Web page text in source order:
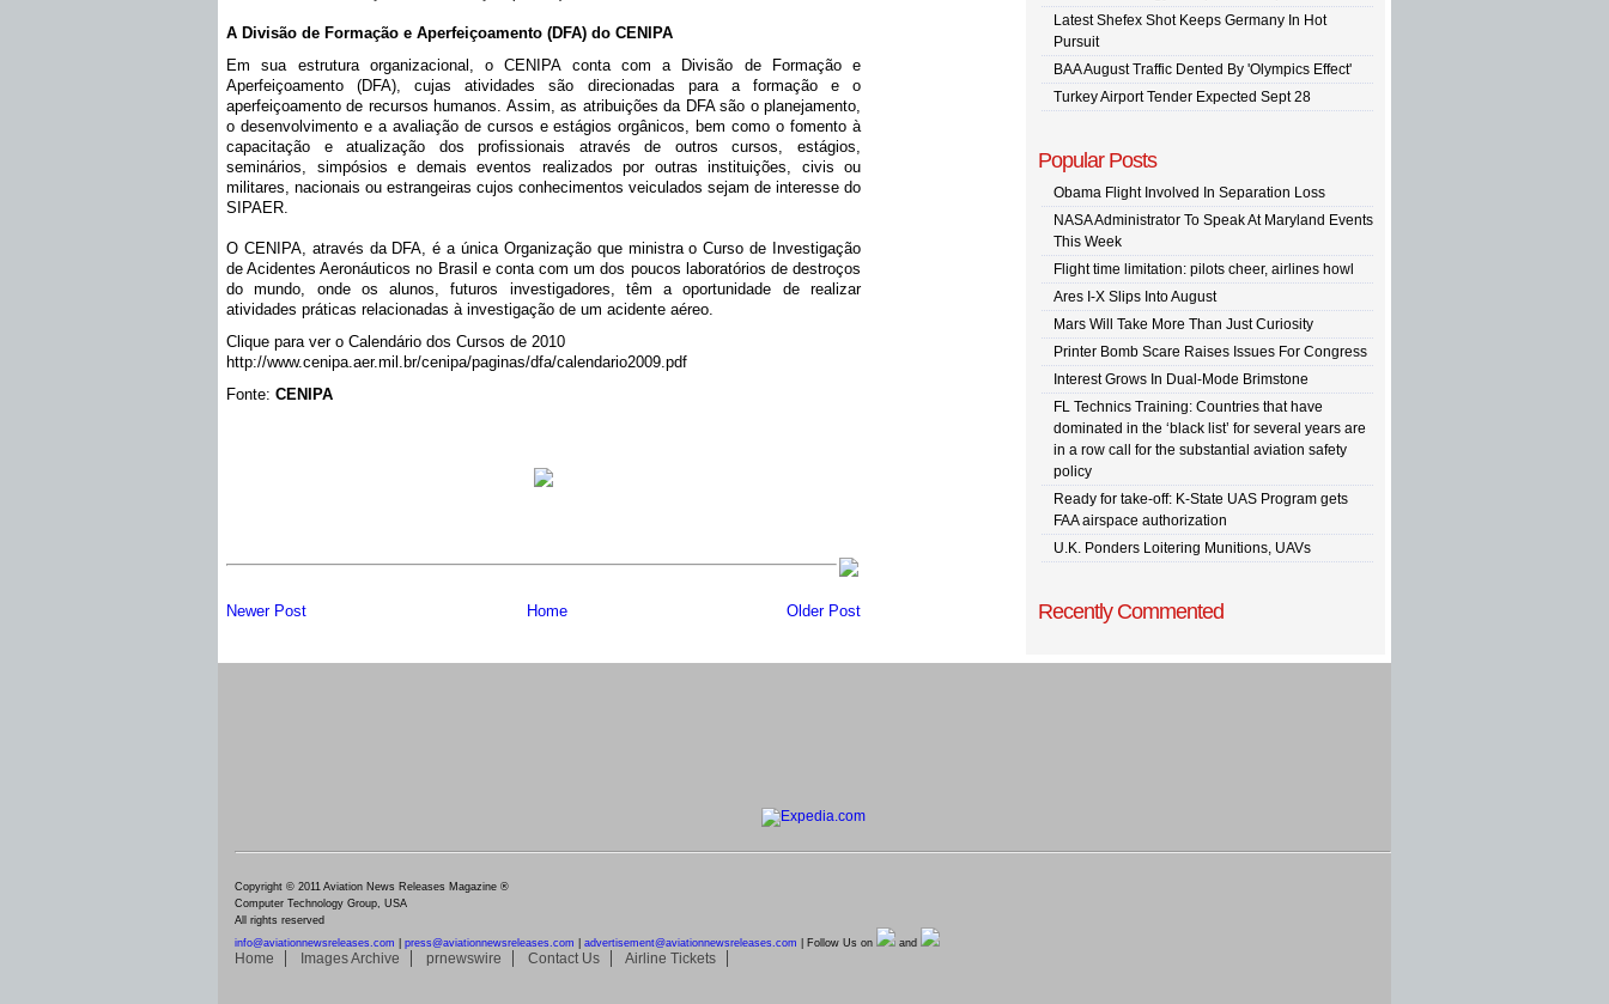
A Divisão de Formação e Aperfeiçoamento (DFA) do CENIPA
Em sua estrutura organizacional, o CENIPA conta com a Divisão de Formação e
Aperfeiçoamento (DFA), cujas atividades são direcionadas para a formação e o
aperfeiçoamento de recursos humanos. Assim, as atribuições da DFA são o planejamento,
o desenvolvimento e a avaliação de cursos e estágios orgânicos, bem como o fomento à
capacitação e atualização dos profissionais através de outros cursos, estágios,
seminários, simpósios e demais eventos realizados por outras instituições, civis ou
militares, nacionais ou estrangeiras cujos conhecimentos veiculados sejam de interesse do
SIPAER.
O CENIPA, através da DFA, é a única Organização que ministra o Curso de Investigação
de Acidentes Aeronáuticos no Brasil e conta com um dos poucos laboratórios de destroços
do mundo, onde os alunos, futuros investigadores, têm a oportunidade de realizar
atividades práticas relacionadas à investigação de um acidente aéreo.
Clique para ver o Calendário dos Cursos de 2010
http://www.cenipa.aer.mil.br/cenipa/paginas/dfa/calendario2009.pdf
Fonte: CENIPA
Newer Post Older Post
Home
Latest Shefex Shot Keeps Germany In Hot
Pursuit
BAA August Traffic Dented By 'Olympics Effect'
Turkey Airport Tender Expected Sept 28
Popular Posts
Obama Flight Involved In Separation Loss
NASA Administrator To Speak At Maryland Events
This Week
Flight time limitation: pilots cheer, airlines howl
Ares I-X Slips Into August
Mars Will Take More Than Just Curiosity
Printer Bomb Scare Raises Issues For Congress
Interest Grows In Dual-Mode Brimstone
FL Technics Training: Countries that have
dominated in the ‘black list’ for several years are
in a row call for the substantial aviation safety
policy
Ready for take-off: K-State UAS Program gets
FAA airspace authorization
U.K. Ponders Loitering Munitions, UAVs
Recently Commented
Copyright © 2011 Aviation News Releases Magazine ®
Computer Technology Group, USA
All rights reserved
info@aviationnewsreleases.com
press@aviationnewsreleases.com advertisement@aviationnewsreleases.com | Follow Us on and
Home Images Archive prnewswire Contact Us Airline Tickets